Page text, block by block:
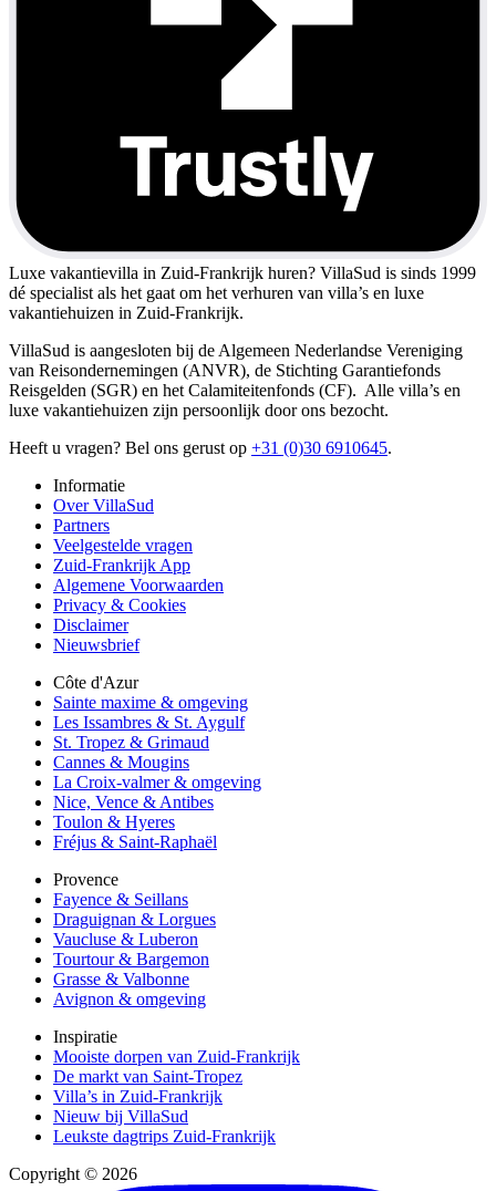
Luxe vakantievilla in Zuid-Frankrijk huren? VillaSud is sinds 1999
dé specialist als het gaat om het verhuren van villa’s en luxe
vakantiehuizen in Zuid-Frankrijk.
VillaSud is aangesloten bij de Algemeen Nederlandse Vereniging
van Reisondernemingen (ANVR), de Stichting Garantiefonds
Reisgelden (SGR) en het Calamiteitenfonds (CF). Alle villa’s en
luxe vakantiehuizen zijn persoonlijk door ons bezocht.
Heeft u vragen? Bel ons gerust op +31 (0)30 6910645.
Informatie
Over VillaSud
Partners
Veelgestelde vragen
Zuid-Frankrijk App
Algemene Voorwaarden
Privacy & Cookies
Disclaimer
Nieuwsbrief
Côte d'Azur
Sainte maxime & omgeving
Les Issambres & St. Aygulf
St. Tropez & Grimaud
Cannes & Mougins
La Croix-valmer & omgeving
Nice, Vence & Antibes
Toulon & Hyeres
Fréjus & Saint-Raphaël
Provence
Fayence & Seillans
Draguignan & Lorgues
Vaucluse & Luberon
Tourtour & Bargemon
Grasse & Valbonne
Avignon & omgeving
Inspiratie
Mooiste dorpen van Zuid-Frankrijk
De markt van Saint-Tropez
Villa’s in Zuid-Frankrijk
Nieuw bij VillaSud
Leukste dagtrips Zuid-Frankrijk
Copyright © 2026